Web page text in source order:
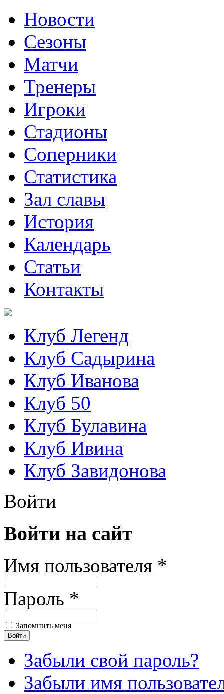
Новости
Сезоны
Матчи
Тренеры
Игроки
Стадионы
Соперники
Статистика
Зал славы
История
Календарь
Статьи
Контакты
Клуб Легенд
Клуб Садырина
Клуб Иванова
Клуб 50
Клуб Булавина
Клуб Ивина
Клуб Завидонова
Войти
Войти на сайт
Имя пользователя *
Пароль *
Запомнить меня
Забыли свой пароль?
Забыли имя